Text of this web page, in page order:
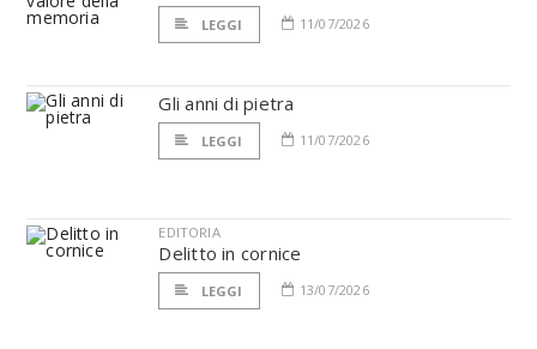
LEGGI 11/07/2026
Gli anni di pietra
LEGGI 11/07/2026
EDITORIA
Delitto in cornice
LEGGI 13/07/2026